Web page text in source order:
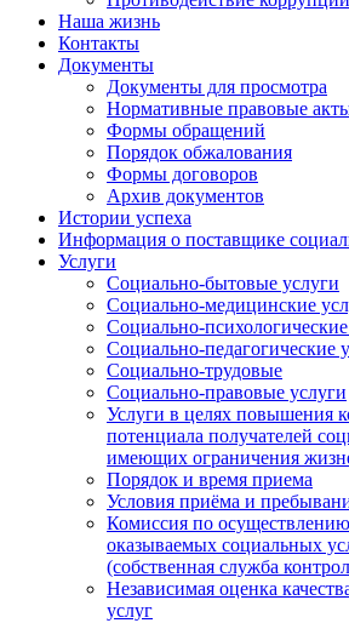
Наша жизнь
Контакты
Документы
Документы для просмотра
Нормативные правовые
Формы обращений
Порядок обжалования
Формы договоров
Архив документов
Истории успеха
Информация о поставщике
Услуги
Социально-бытовые услуги
Социально-медицинские
Социально-
Социально-педагогические
Социально-трудовые
Социально-правовые услуги
Услуги в целях повышения
потенциала получателей
имеющих ограничения
Порядок и время приема
Условия приёма и
Комиссия по осуществлению
оказываемых социальных
(собственная служба
Независимая оценка
услуг